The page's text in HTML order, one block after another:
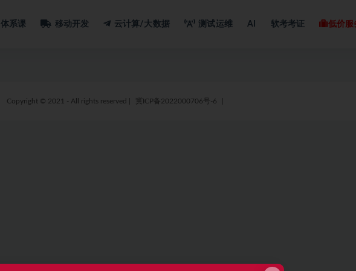
体系课 移动开发 云计算/大数据 测试运维 AI 软考考证 低价服
Copyright © 2021 - All rights reserved 冀ICP备2022000706号-6